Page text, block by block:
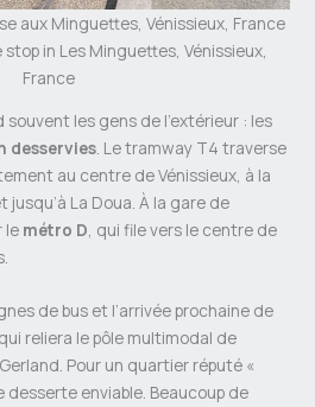
aux Minguettes, Vénissieux, France
in Les Minguettes, Vénissieux,
France
souvent les gens de l’extérieur : les
desservies. Le tramway T4 traverse
au centre de Vénissieux, à la
La Doua. À la gare de
le métro D, qui file vers le centre de
de bus et l’arrivée prochaine de
reliera le pôle multimodal de
Pour un quartier réputé «
desserte enviable. Beaucoup de